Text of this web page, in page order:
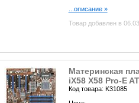
...описание »
Товар добавлен в
Материнская
iX58 X58 Pro-E
Код товара: K31085